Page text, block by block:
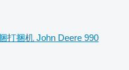
打捆机 John Deere 990